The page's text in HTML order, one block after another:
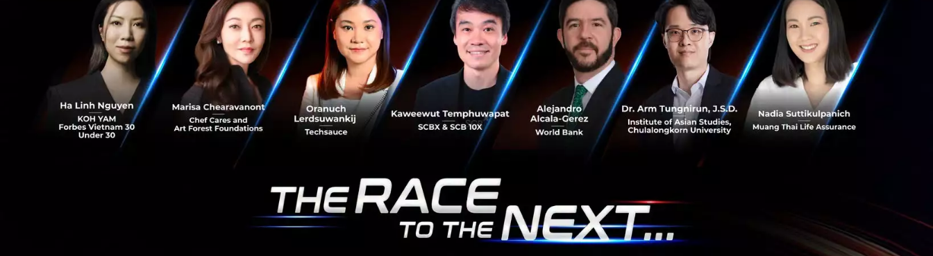
พลังงานใหม่ในประเทศไทย ครอบคลุมการขยายกลุ่มผลิตภัณฑ์ทั้ง BEV, PHEV, REEV และรถกระบะ
พลังงานใหม่ในอนาคต ควบคู่ไปกับโซลูชันด้านพลังงานครบวงจร ทั้งระบบบริหารจัดการพลังงาน
แผงโซลาร์เซลล์ ระบบกักเก็บพลังงาน อินเวอร์เตอร์ และโครงสร้างพื้นฐานด้านการชาร์จไฟฟ้า เพื่อ
สนับสนุนการเปลี่ยนผ่านสู่สังคมพลังงานสะอาดและการใช้พลังงานอย่างยั่งยืน
นายเซดริก ชุย ประธานบริษัท โอโมดา แอนด์ เจคู (ประเทศไทย) จำกัด กล่าวว่า“ประเทศไทยมี
บทบาทสำคัญในแผนยุทธศาสตร์ด้านเทคโนโลยีระดับโลกของ CHERY Group และงาน TECH DAY
2026 ในครั้งนี้ถือเป็นภาพสะท้อนที่ชัดเจนของความมุ่งมั่นดังกล่าว การที่ประเทศไทยได้รับเลือกให้
เป็นหนึ่งในตลาดแรกสำหรับการเปิดตัวผลิตภัณฑ์ที่มาพร้อมระบบ SIVP ซึ่งมีกำหนดเปิดตัวภายใน
ไตรมาส 4 ปี 2569 นั้น เป็นการตัดสินใจเชิงกลยุทธ์ที่สะท้อนถึงความเชื่อมั่นของเราต่อศักยภาพของ
ตลาดไทย รวมถึงความพร้อมของผู้บริโภคไทยในการเปิดรับนวัตกรรมและเทคโนโลยีแห่งอนาคต
สิ่งที่เรานำเสนอในวันนี้ไม่ได้เป็นเพียงการเผยโฉมเทคโนโลยีหรือผลิตภัณฑ์ใหม่ แต่คือการถ่ายทอด